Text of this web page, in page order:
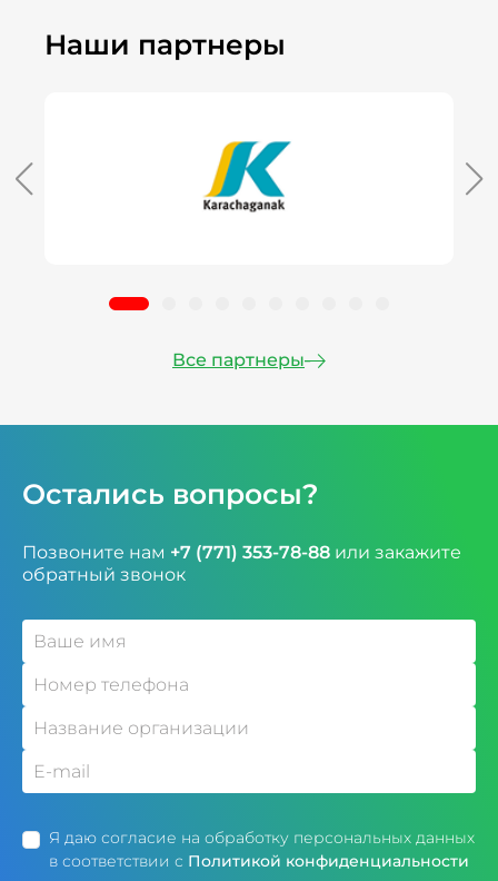
Наши партнеры
Все партнеры
Остались вопросы?
Позвоните нам +7 (771) 353-78-88 или закажите
обратный звонок
Я даю согласие на обработку персональных данных
в соответствии с Политикой конфиденциальности